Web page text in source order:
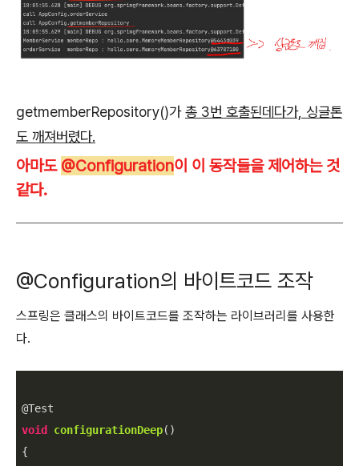
getmemberRepository()가총 3번 호출된데다가, 싱글톤
도 깨져버렸다.
아마도 @Configuration이 이 동작들을 제어하는 것
같다.
@Configuration의 바이트코드 조작
스프링은 클래스의 바이트코드를 조작하는 라이브러리를 사용한
다.
void
configurationDeep( )
{